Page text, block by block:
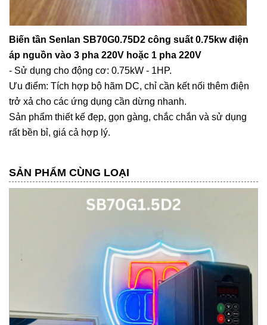
Biến tần Senlan SB70G0.75D2 công suất 0.75kw điện
áp nguồn vào 3 pha 220V hoặc 1 pha 220V
- Sử dụng cho động cơ: 0.75kW - 1HP.
Ưu điểm: Tích hợp bộ hãm DC, chỉ cần kết nối thêm điện
trở xả cho các ứng dụng cần dừng nhanh.
Sản phẩm thiết kế đẹp, gọn gàng, chắc chắn và sử dụng
rất bền bỉ, giá cả hợp lý.
SẢN PHẨM CÙNG LOẠI